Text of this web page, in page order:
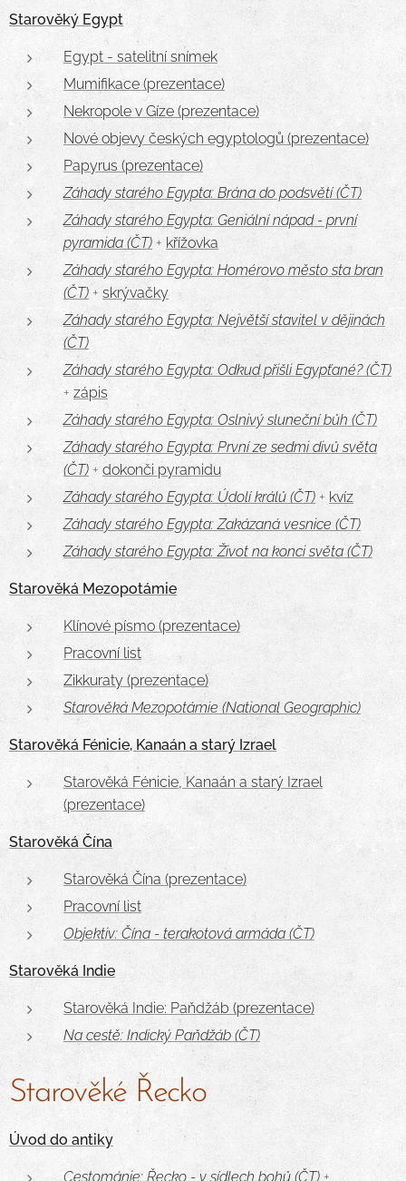
Starověký Egypt
Egypt - satelitní snímek
Mumifikace (prezentace)
Nekropole v Gíze (prezentace)
Nové objevy českých egyptologů (prezentace)
Papyrus (prezentace)
Záhady starého Egypta: Brána do podsvětí (ČT)
Záhady starého Egypta: Geniální nápad - první
pyramida (ČT) + křížovka
Záhady starého Egypta: Homérovo město sta bran
(ČT) + skrývačky
Záhady starého Egypta: Největší stavitel v dějinách
(ČT)
Záhady starého Egypta: Odkud přišli Egypťané? (ČT)
+ zápis
Záhady starého Egypta: Oslnivý sluneční bůh (ČT)
Záhady starého Egypta: První ze sedmi divů světa
(ČT) +dokonči pyramidu
Záhady starého Egypta: Údolí králů (ČT) + kvíz
Záhady starého Egypta: Zakázaná vesnice (ČT)
Záhady starého Egypta: Život na konci světa (ČT)
Starověká Mezopotámie
Klínové písmo (prezentace)
Pracovní list
Zikkuraty (prezentace)
Starověká Mezopotámie (National Geographic)
Starověká Fénicie, Kanaán a starý Izrael
Starověká Fénicie, Kanaán a starý Izrael
(prezentace)
Starověká Čína
Starověká Čína (prezentace)
Pracovní list
Objektiv: Čína - terakotová armáda (ČT)
Starověká Indie
Starověká Indie: Paňdžáb (prezentace)
Na cestě: Indický Paňdžáb (ČT)
Starověké Řecko
Úvod do antiky
Cestománie: Řecko - v sídlech bohů (ČT) +